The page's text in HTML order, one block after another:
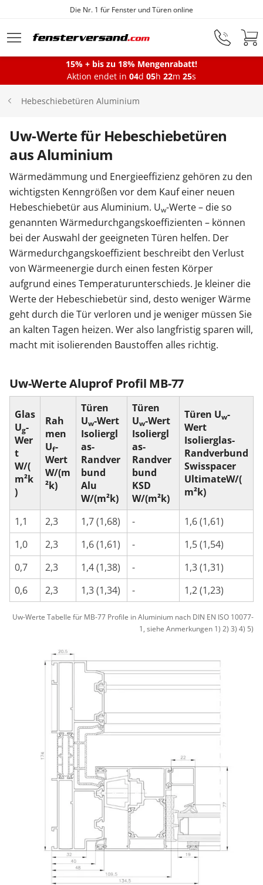
Zum Hauptinhalt springen
Die Nr. 1 für Fenster und Türen online
Montageservice
Balkontüren
Terrassentüren
Haustüren
Sonnenschutz
Zäune & Tore
Carports
Anmelden / Registrieren
Kontakt / Hilfe
15% + bis zu 18% Mengenrabatt!
Aktion endet in 04d 05h 22m 24s
Hebeschiebetüren Aluminium
Uw-Werte für Hebeschiebetüren
aus Aluminium
Wärmedämmung und Energieeffizienz gehören zu den
wichtigsten Kenngrößen vor dem Kauf einer neuen
Hebeschiebetür aus Aluminium. Uw-Werte – die so
genannten Wärmedurchgangskoeffizienten – können
bei der Auswahl der geeigneten Türen helfen. Der
Wärmedurchgangskoeffizient beschreibt den Verlust
von Wärmeenergie durch einen festen Körper
aufgrund eines Temperaturunterschieds. Je kleiner die
Werte der Hebeschiebetür sind, desto weniger Wärme
geht durch die Tür verloren und je weniger müssen Sie
an kalten Tagen heizen. Wer also langfristig sparen will,
macht mit isolierenden Baustoffen alles richtig.
Uw-Werte Aluprof Profil MB-77
Glas
Ug-
Wer
t
W/(
m²k
)
Rah
men
Uf-
Wert
W/(m
²k)
Türen
Uw-Wert
Isoliergl
as-
Randver
bund
Alu
W/(m²k)
Türen
Uw-Wert
Isoliergl
as-
Randver
bund
KSD
W/(m²k)
Türen Uw-
Wert
Isolierglas-
Randverbund
Swisspacer
UltimateW/(
m²k)
1,1 2,3 1,7 (1,68) -
1,6 (1,61)
1,0
2,3 1,6 (1,61) -
1,5 (1,54)
0,7
2,3 1,4 (1,38) -
1,3 (1,31)
0,6
2,3 1,3 (1,34) - 1,2 (1,23)
Uw-Werte Tabelle für MB-77 Profile in Aluminium nach DIN EN ISO 10077-
1, siehe Anmerkungen 1) 2) 3) 4) 5)